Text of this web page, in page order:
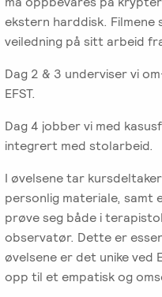
ekstern harddisk.
veiledning på sitt arbeid
Dag 2 & 3 underviser vi
EFST.
Dag 4 jobber vi med
integrert med stolarbeid.
I øvelsene tar
personlig materiale, samt
prøve seg både i
observatør. Dette er
øvelsene er det unike ved
opp til et empatisk og